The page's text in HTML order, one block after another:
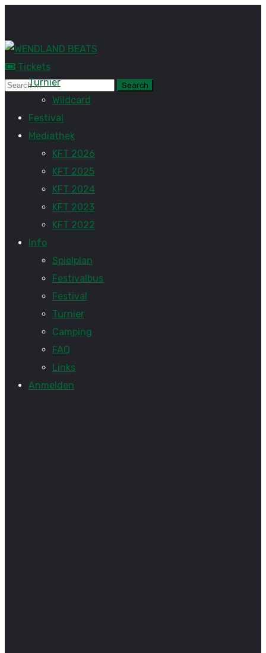
Tickets
Turnier
Wildcard
Festival
Mediathek
KFT 2026
KFT 2025
KFT 2024
KFT 2023
KFT 2022
Info
Spielplan
Festivalbus
Festival
Turnier
Camping
FAQ
Links
Anmelden